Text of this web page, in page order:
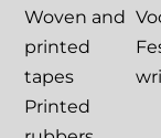
Woven and
printed
tapes
Printed